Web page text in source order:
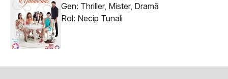
Gen: Thriller, Mister, Dramă
Rol: Necip Tunali